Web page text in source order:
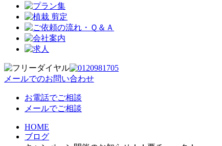
メールでのお問い合わせ
お電話でご相談
メールでご相談
HOME
ブログ